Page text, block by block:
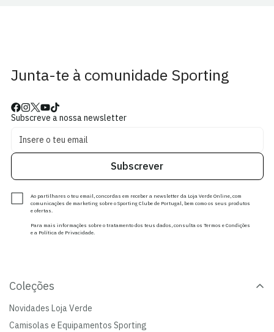
Junta-te à comunidade Sporting
Subscreve a nossa newsletter
Subscrever
Ao partilhares o teu email, concordas em receber a newsletter da Loja Verde Online, com
comunicações de marketing sobre o Sporting Clube de Portugal, bem como os seus produtos
e ofertas.
Para mais informações sobre o tratamento dos teus dados, consulta os Termos e Condições
e a Política de Privacidade.
Coleções
Novidades Loja Verde
Camisolas e Equipamentos Sporting